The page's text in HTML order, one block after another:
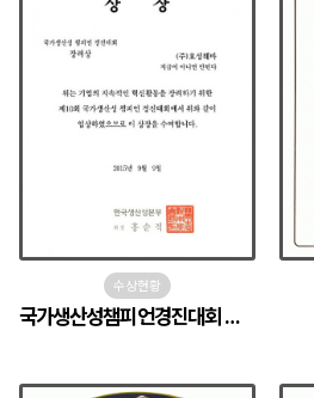
수상현황
국가생산성챔피언경진대회 장려상